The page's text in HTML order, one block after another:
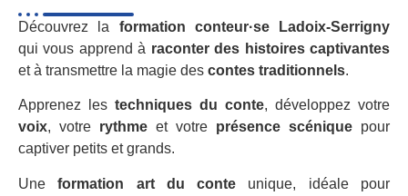
Découvrez la formation conteur·se Ladoix-Serrigny
qui vous apprend à raconter des histoires captivantes
et à transmettre la magie des contes traditionnels.
Apprenez les techniques du conte, développez votre
voix, votre rythme et votre présence scénique pour
captiver petits et grands.
Uneformation art du conte unique, idéale pour